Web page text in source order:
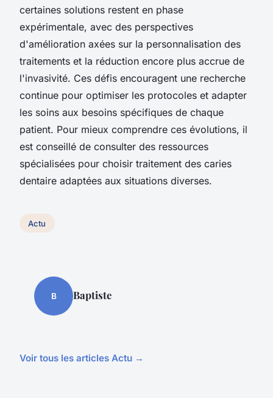
certaines solutions restent en phase
expérimentale, avec des perspectives
d'amélioration axées sur la personnalisation des
traitements et la réduction encore plus accrue de
l'invasivité. Ces défis encouragent une recherche
continue pour optimiser les protocoles et adapter
les soins aux besoins spécifiques de chaque
patient. Pour mieux comprendre ces évolutions, il
est conseillé de consulter des ressources
spécialisées pour choisir traitement des caries
dentaire adaptées aux situations diverses.
Actu
B Baptiste
Voir tous les articles Actu →